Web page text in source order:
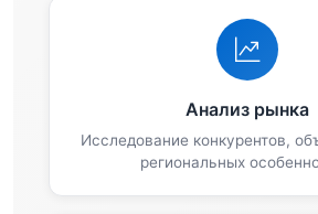
Анализ рынка
Исследование конкурентов,
региональных